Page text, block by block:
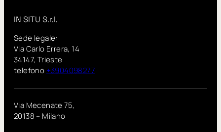
IN SITU S.r.l.
Sede legale:
Via Carlo Errera, 14
34147, Trieste
telefono +3904098277
Via Mecenate 75,
20138 – Milano